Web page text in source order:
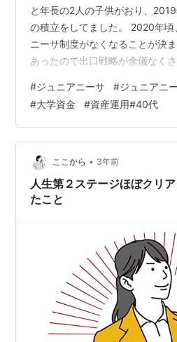
と年長の2人の子供がおり、
の積立をしてました。 2020年
ニーサ制度がなくなることが決
あったので出口戦略が余儀なく
が18歳になるまで非課税で運用
で、はじめはそのままにする予
年になって一旦全て売却するこ
はオールカントリーです。 ※「
に入るとても有名な銘柄です 理
は7歳、5歳な…
#ジュニアニーサ #ジュニアニ
#大学資金 #資産運用#40代
ここから • 3年前
人生第２ステージほぼクリ
たこと